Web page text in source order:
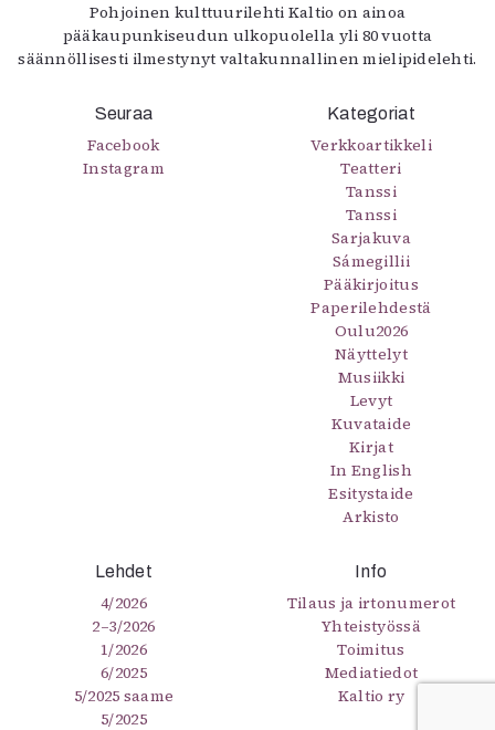
Pohjoinen kulttuurilehti Kaltio on ainoa
pääkaupunkiseudun ulkopuolella yli 80 vuotta
säännöllisesti ilmestynyt valtakunnallinen mielipidelehti.
Seuraa
Facebook
Instagram
Kategoriat
Verkkoartikkeli
Teatteri
Tanssi
Tanssi
Sarjakuva
Sámegillii
Pääkirjoitus
Paperilehdestä
Oulu2026
Näyttelyt
Musiikki
Levyt
Kuvataide
Kirjat
In English
Esitystaide
Arkisto
Lehdet
4/2026
2–3/2026
1/2026
6/2025
5/2025 saame
5/2025
Info
Tilaus ja irtonumerot
Yhteistyössä
Toimitus
Mediatiedot
Kaltio ry